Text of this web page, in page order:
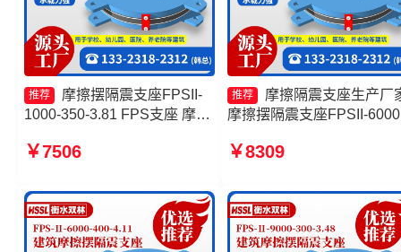
推荐
摩擦摆隔震支座FPSII-
1000-350-3.81 FPS支座 摩擦
隔震支座FPSII-3000-350-
￥7506
推荐
摩擦隔震支座生产厂
摩擦摆隔震支座FPSII-
支座(FPS)源头工厂 摩擦摆
￥8309